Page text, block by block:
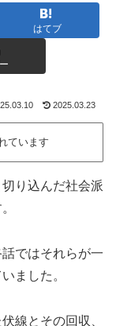
はてブ
2025.03.23
ています
り込んだ社会派
ではそれらが一
ました。
線とその回収、